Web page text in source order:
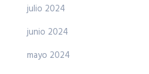
julio 2024
junio 2024
mayo 2024